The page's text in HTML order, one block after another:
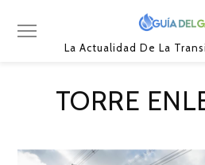
La Actualidad De La
TORRE